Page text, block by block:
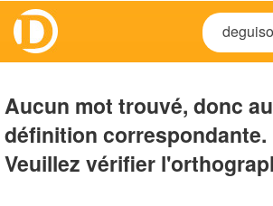
Aucun mot trouvé, donc
définition correspondante.
Veuillez vérifier